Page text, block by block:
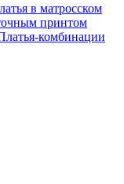
в матросском
принтом
комбинации